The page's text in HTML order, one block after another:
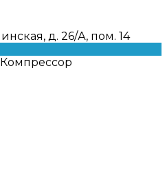
д. 26/А, пом. 14